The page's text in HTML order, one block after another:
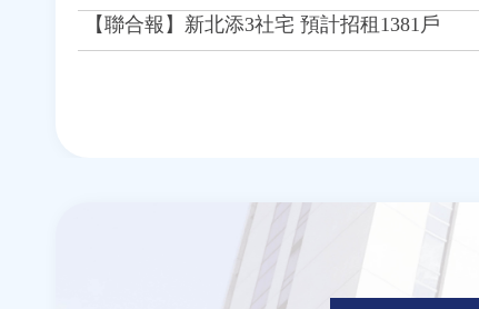
【聯合報】新北添3社宅 預計招租1381戶